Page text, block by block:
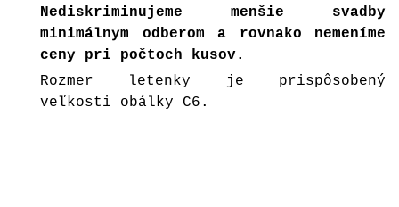
Nediskriminujeme menšie svadby
minimálnym odberom a rovnako nemeníme
ceny pri počtoch kusov.
Rozmer letenky je prispôsobený
veľkosti obálky C6.